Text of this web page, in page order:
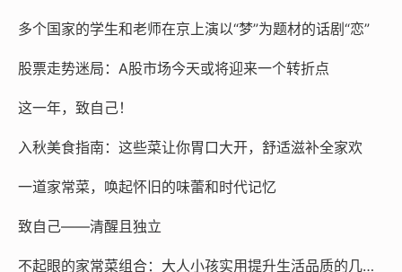
孩子吃了之后还会缠着你再做，一个劲地叫好，可能
根本不只是因为香味，多半就是这一口牛肉代表了家里滚
儿，啥也不说赶紧安排。配点面条，甚至夹馍当早餐，中
回头看看孩子吃得欢，我心里总忍不住犯嘀咕，个头
多个国家的学生和老师在京上演以“梦”为题材的话剧“恋”
股票走势迷局：A股市场今天或将迎来一个转折点
这一年，致自己！
入秋美食指南：这些菜让你胃口大开，舒适滋补全家欢
一道家常菜，唤起怀旧的味蕾和时代记忆
致自己——清醒且独立
不起眼的家常菜组合：大人小孩实用提升生活品质的几大日常食材